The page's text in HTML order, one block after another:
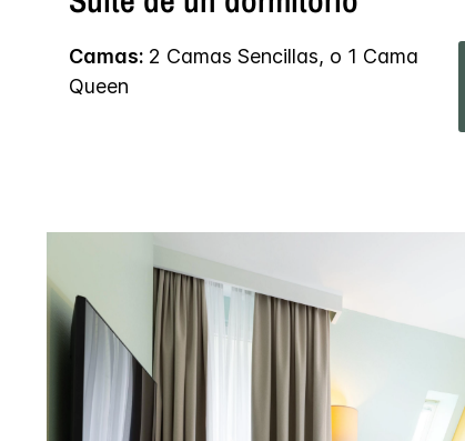
Camas: 2 Camas Sencillas, o 1 Cama
Queen